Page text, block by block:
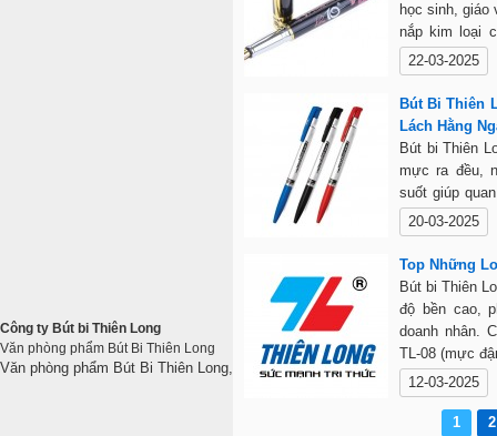
Công ty Bút bi Thiên Long
Văn phòng phẩm Bút Bi Thiên Long
Văn phòng phẩm Bút Bi Thiên Long, Giới thiệu về công ty Văn phòng phẩm
học sinh,
nắp kim loại
thanh nét
Khi sử dụng,
bút bền lâu.
sách và
22-03-2025
Bút Bi Thiên
Lách Hằng
Bút bi Thiên
mực ra đều,
suốt giúp
viên, nhân
dụng với
20-03-2025
Top Những
Bút bi Thiên
độ bền cao,
doanh nhân.
TL-08 (mực
bỉ). Thiên
12-03-2025
1 2